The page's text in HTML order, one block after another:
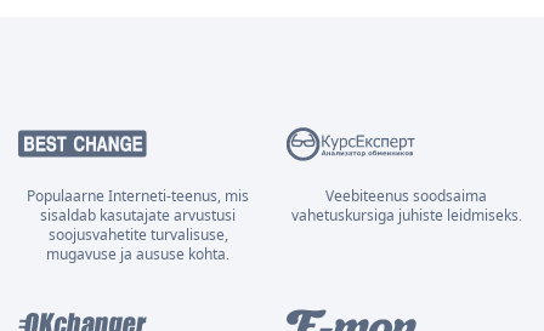
Populaarne Interneti-teenus, mis
sisaldab kasutajate arvustusi
soojusvahetite turvalisuse,
mugavuse ja aususe kohta.
Veebiteenus soodsaima
vahetuskursiga juhiste leidmiseks.